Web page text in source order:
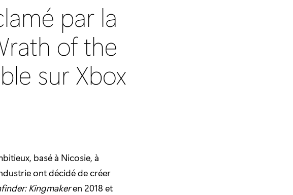
par la
of the
sur Xbox
basé à Nicosie, à
ont décidé de créer
Kingmakeren 2018 et